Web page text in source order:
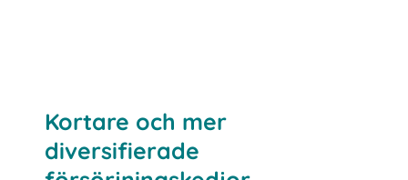
Kortare och mer
diversifierade